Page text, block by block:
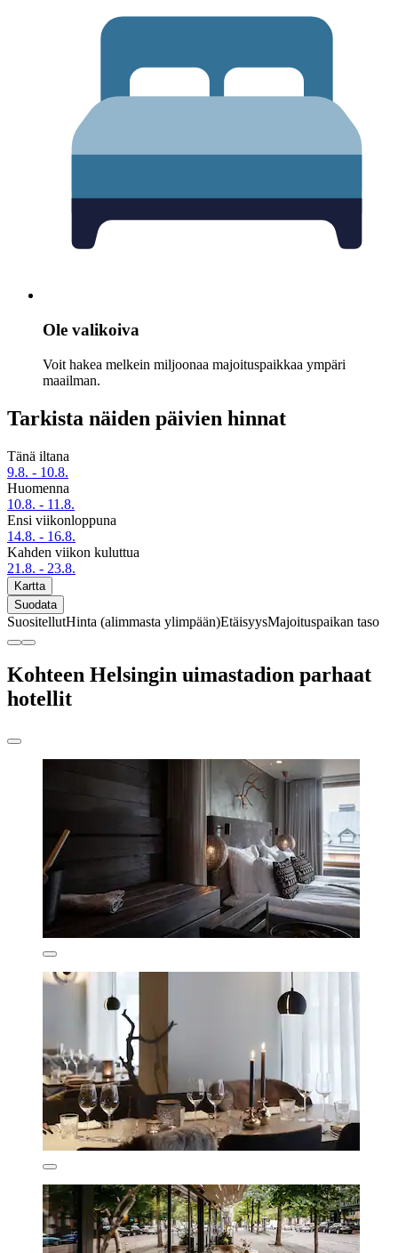
Ole valikoiva
Voit hakea melkein miljoonaa majoituspaikkaa ympäri
maailman.
Tarkista näiden päivien hinnat
Tänä iltana
9.8. - 10.8.
Huomenna
10.8. - 11.8.
Ensi viikonloppuna
14.8. - 16.8.
Kahden viikon kuluttua
21.8. - 23.8.
Kartta
Suodata
SuositellutHinta (alimmasta ylimpään)EtäisyysMajoituspaikan taso
Kohteen Helsingin uimastadion parhaat
hotellit